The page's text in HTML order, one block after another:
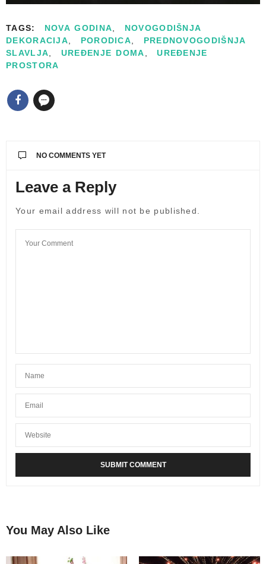
TAGS: NOVA GODINA
NOVOGODIŠNJA
DEKORACIJA
PORODICA
PREDNOVOGODIŠNJA
SLAVLJA
UREĐENJE DOMA
UREĐENJE
PROSTORA
NO COMMENTS YET
Leave a Reply
Your email address will not be published.
You May Also Like